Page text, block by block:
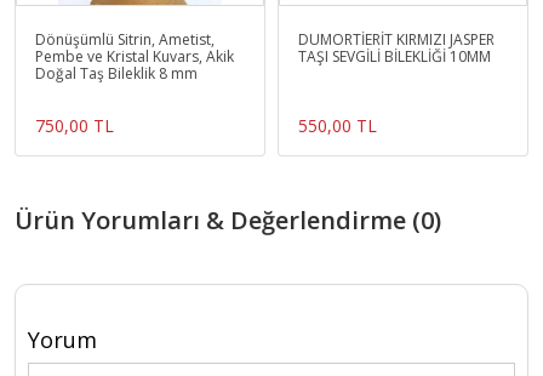
Dönüşümlü Sitrin, Ametist,
Pembe ve Kristal Kuvars, Akik
Doğal Taş Bileklik 8 mm
750,00 TL
DUMORTİERİT KIRMIZI JASPER
TAŞI SEVGİLİ BİLEKLİĞİ 10MM
550,00 TL
Ürün Yorumları & Değerlendirme (0)
Yorum